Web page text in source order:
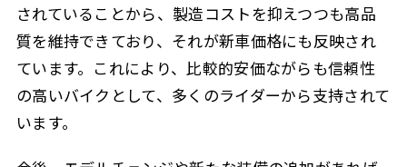
されていることから、製造コストを抑えつつも高品
質を維持できており、それが新車価格にも反映され
ています。これにより、比較的安価ながらも信頼性
の高いバイクとして、多くのライダーから支持されて
います。